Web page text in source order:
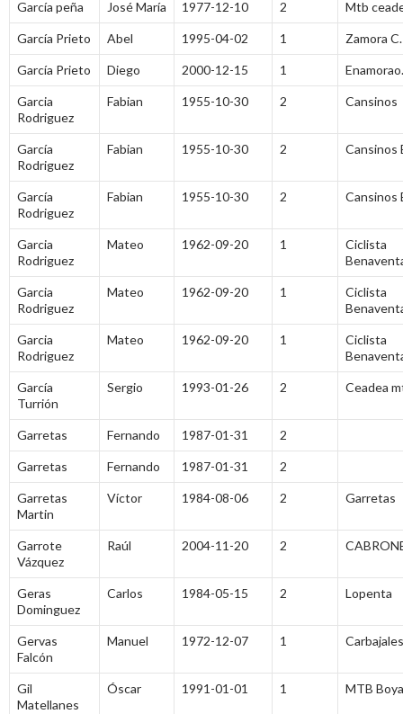
García peña José María 1977-12-10 2 Mtb
García Prieto Abel 1995-04-02 1 Zamora
García Prieto Diego 2000-12-15 1 Enamorao.
Garcia
Rodriguez
Fabian 1955-10-30 2 Cansinos
García
Rodriguez
Fabian 1955-10-30 2 Cansinos
García
Rodriguez
Fabian 1955-10-30 2 Cansinos
Garcia
Rodriguez
Mateo 1962-09-20 1
Ciclista
Garcia
Rodriguez
Mateo 1962-09-20 1
Ciclista
Garcia
Rodriguez
Mateo 1962-09-20 1
Ciclista
García
Turrión
Sergio 1993-01-26 2 Ceadea
Garretas Fernando 1987-01-31 2
Garretas Fernando 1987-01-31 2
Garretas
Martin
Víctor 1984-08-06 2 Garretas
Garrote
Vázquez
Raúl 2004-11-20 2
Geras
Dominguez
Carlos 1984-05-15 2 Lopenta
Gervas
Falcón
Manuel 1972-12-07 1
Gil
Matellanes
Óscar 1991-01-01 1 MTB Boya